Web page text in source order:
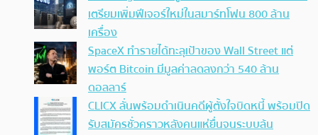
เตรียมเพิ่มฟีเจอร์ใหม่ในสมาร์ทโฟน 800 ล้าน
เครื่อง
SpaceX ทำรายได้ทะลุเป้าของ Wall Street แต่
พอร์ต Bitcoin มีมูลค่าลดลงกว่า 540 ล้าน
ดอลลาร์
CLICX ลั่นพร้อมดำเนินคดีผู้ตั้งใจบิดหนี้ พร้อมปิด
รับสมัครชั่วคราวหลังคนแห่ยื่นจนระบบล้น